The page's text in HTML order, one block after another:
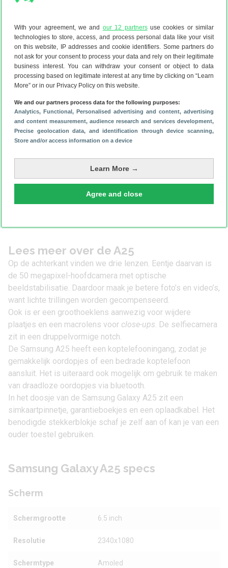
With your agreement, we and our 12 partnersuse cookies or similar
technologies to store, access, and process personal data like your visit
on this website, IP addresses and cookie identifiers. Some partners do
not ask for your consent to process your data and rely on their legitimate
business interest. You can withdraw your consent or object to data
processing based on legitimate interest at any time by clicking on “Learn
More” or in our Privacy Policy on this website.
We and our partners process data for the following purposes:
Analytics, Functional, Personalised advertising and content, advertising
and content measurement, audience research and services development,
Precise geolocation data, and identification through device scanning,
Store and/or access information on a device
Learn More →
Agree and close
Lees meer over de A25
Op de achterkant vinden we drie lenzen. Eentje daarvan is
de 50 megapixel-hoofdcamera met optische
beeldstabilisatie. Daardoor maak je betere foto’s en video’s,
want lichte trillingen worden gecompenseerd.
Ook is er een groothoeklens aanwezig voor wijdere
plaatjes en een macrolens voor close-ups. De selfiecamera
zit in een druppelvormige notch.
De Samsung A25 heeft een koptelefooningang, zodat je
gemakkelijk oordopjes of een bedrade koptelefoon
aansluit. Het is uiteraard ook mogelijk om gebruik te maken
van draadloze oordopjes via bluetooth.
In het doosje van de Samsung Galaxy A25 zit een
simkaartpinnetje, garantieboekjes en een oplaadkabel. Het
benodigde stekkerblokje schaf je zelf aan of kan je van een
ouder toestel gebruiken.
Samsung Galaxy A25 specs
Scherm
Schermgrootte 6.5 inch
Resolutie 2340x1080
Schermtype Amoled